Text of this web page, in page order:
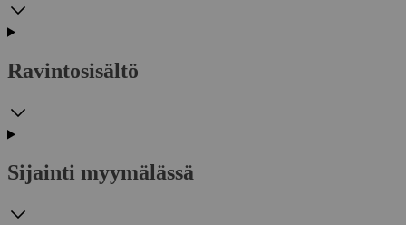
Ravintosisältö
Sijainti myymälässä